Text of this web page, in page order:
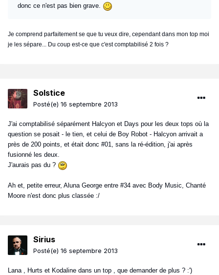
donc ce n'est pas bien grave.
Je comprend parfaitement se que tu veux dire, cependant dans mon top moi
je les sépare... Du coup est-ce que c'est comptabilisé 2 fois ?
Solstice
Posté(e) 16 septembre 2013
J'ai comptabilisé séparément Halcyon et Days pour les deux tops où la
question se posait - le tien, et celui de Boy Robot - Halcyon arrivait a
près de 200 points, et était donc #01, sans la ré-édition, j'ai après
fusionné les deux.
J'aurais pas du ?
Ah et, petite erreur, Aluna George entre #34 avec Body Music, Chanté
Moore n'est donc plus classée :/
Sirius
Posté(e) 16 septembre 2013
Lana , Hurts et Kodaline dans un top , que demander de plus ? :')